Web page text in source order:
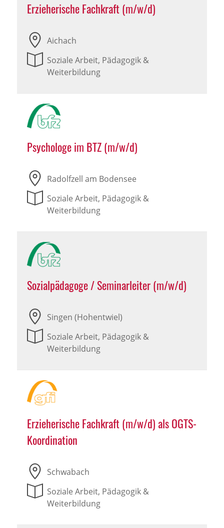
Erzieherische Fachkraft (m/w/d)
Aichach
Soziale Arbeit, Pädagogik &
Weiterbildung
Psychologe im BTZ (m/w/d)
Radolfzell am Bodensee
Soziale Arbeit, Pädagogik &
Weiterbildung
Sozialpädagoge / Seminarleiter (m/w/d)
Singen (Hohentwiel)
Soziale Arbeit, Pädagogik &
Weiterbildung
Erzieherische Fachkraft (m/w/d) als OGTS-
Koordination
Schwabach
Soziale Arbeit, Pädagogik &
Weiterbildung